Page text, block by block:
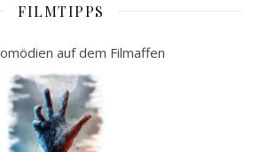
FILMTIPPS
auf dem Filmaffen